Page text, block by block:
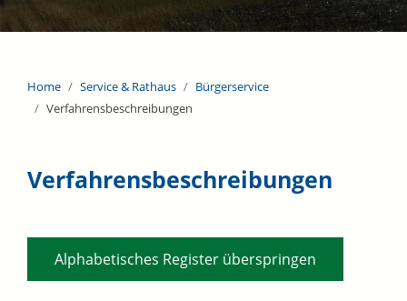
Home Service & Rathaus
Bürgerservice
Verfahrensbeschreibungen
Verfahrensbeschreibungen
Alphabetisches Register überspringen